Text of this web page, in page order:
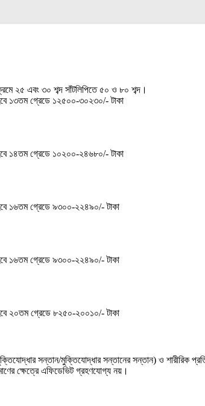
২৫ এবং ৩০ শব্দ সাঁটলিপিতে ৫০ ও ৮০ শব্দ।
১৩তম গ্রেডে ১২৫০০-৩০২৩০/- টাকা
১৪তম গ্রেডে ১০২০০-২৪৬৮০/- টাকা
১৬তম গ্রেডে ৯৩০০-২২৪৯০/- টাকা
১৬তম গ্রেডে ৯৩০০-২২৪৯০/- টাকা
২০তম গ্রেডে ৮২৫০-২০০১০/- টাকা
সন্তান/মুক্তিযােদ্ধার সন্তানের সন্তান) ও শারীরিক
ক্ষেত্রে এফিডেভিট গ্রহণযােগ্য নয়।